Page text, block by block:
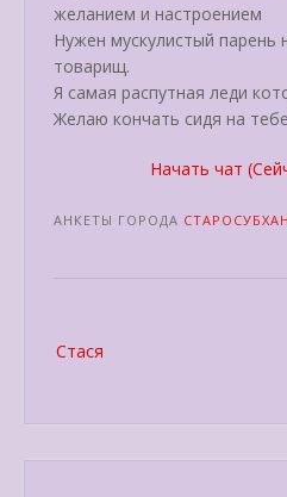
желанием и настроением
Нужен мускулистый парень
товарищ.
Я самая распутная леди
Желаю кончать сидя на
Начать чат
АНКЕТЫ ГОРОДА
navigation
Стася